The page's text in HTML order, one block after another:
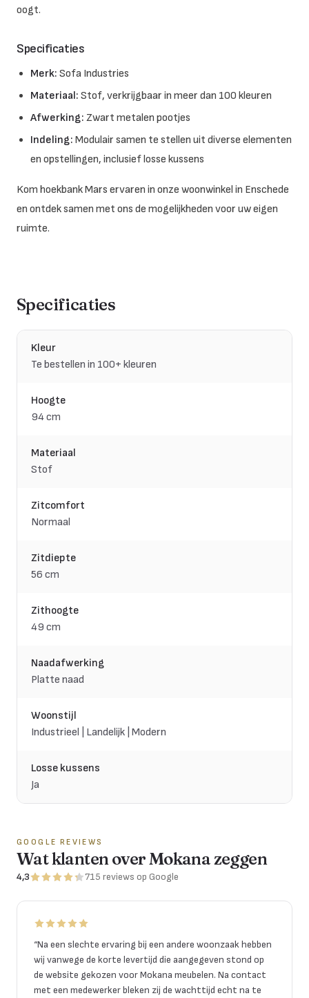
oogt.
Specificaties
Merk: Sofa Industries
Materiaal: Stof, verkrijgbaar in meer dan 100 kleuren
Afwerking: Zwart metalen pootjes
Indeling: Modulair samen te stellen uit diverse elementen
en opstellingen, inclusief losse kussens
Kom hoekbank Mars ervaren in onze woonwinkel in Enschede
en ontdek samen met ons de mogelijkheden voor uw eigen
ruimte.
Specificaties
Kleur
Te bestellen in 100+ kleuren
Hoogte
94 cm
Materiaal
Stof
Zitcomfort
Normaal
Zitdiepte
56 cm
Zithoogte
49 cm
Naadafwerking
Platte naad
Woonstijl
Industrieel | Landelijk | Modern
Losse kussens
Ja
GOOGLE REVIEWS
Wat klanten over Mokana zeggen
4,3 715 reviews op Google
“Na een slechte ervaring bij een andere woonzaak hebben
wij vanwege de korte levertijd die aangegeven stond op
de website gekozen voor Mokana meubelen. Na contact
met een medewerker bleken zij de wachttijd echt na te